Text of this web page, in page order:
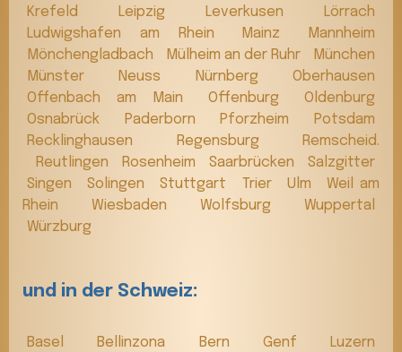
Krefeld
Leipzig Leverkusen
Lörrach
Ludwigshafen am Rhein
Mainz
Mannheim
Mönchengladbach
Mülheim an der Ruhr
München
Münster
Neuss Nürnberg
Oberhausen
Offenbach am Main
Offenburg
Oldenburg
Osnabrück
Paderborn Pforzheim
Potsdam
Recklinghausen
Regensburg
Remscheid.
Reutlingen
Rosenheim Saarbrücken
Salzgitter
Singen
Solingen Stuttgart Trier Ulm
Weil am
Rhein
Wiesbaden Wolfsburg
Wuppertal
Würzburg
und in der Schweiz:
Basel Bellinzona Bern Genf
Luzern